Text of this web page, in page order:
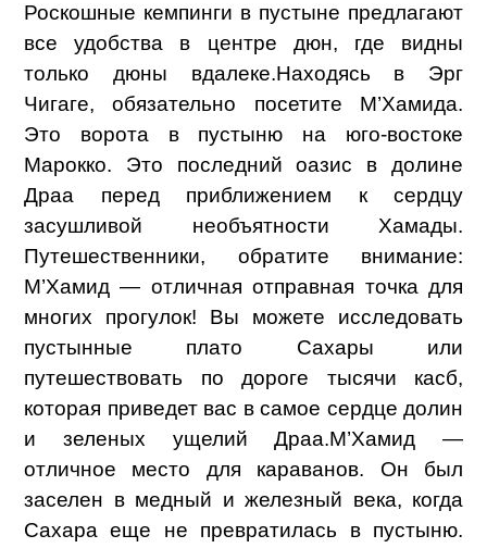
Роскошные кемпинги в пустыне предлагают
все удобства в центре дюн, где видны
только дюны вдалеке.Находясь в Эрг
Чигаге, обязательно посетите М’Хамида.
Это ворота в пустыню на юго-востоке
Марокко. Это последний оазис в долине
Драа перед приближением к сердцу
засушливой необъятности Хамады.
Путешественники, обратите внимание:
М’Хамид — отличная отправная точка для
многих прогулок! Вы можете исследовать
пустынные плато Сахары или
путешествовать по дороге тысячи касб,
которая приведет вас в самое сердце долин
и зеленых ущелий Драа.М’Хамид —
отличное место для караванов. Он был
заселен в медный и железный века, когда
Сахара еще не превратилась в пустыню.